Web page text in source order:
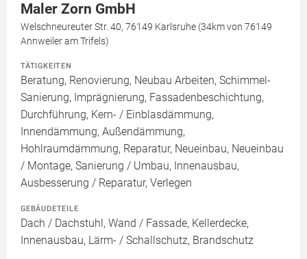
Maler Zorn GmbH
Welschneureuter Str. 40, 76149 Karlsruhe (34km von 76149
Annweiler am Trifels)
TÄTIGKEITEN
Beratung, Renovierung, Neubau Arbeiten, Schimmel-
Sanierung, Imprägnierung, Fassadenbeschichtung,
Durchführung, Kern- / Einblasdämmung,
Innendämmung, Außendämmung,
Hohlraumdämmung, Reparatur, Neueinbau, Neueinbau
/ Montage, Sanierung / Umbau, Innenausbau,
Ausbesserung / Reparatur, Verlegen
GEBÄUDETEILE
Dach / Dachstuhl, Wand / Fassade, Kellerdecke,
Innenausbau, Lärm- / Schallschutz, Brandschutz